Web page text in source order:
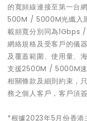
的寬頻線連接至第一台
500M / 5000M光纖入
載頻寬分別同為1Gbps
網絡規格及受客戶的儀
及覆蓋範圍、使用量、
支援2500M / 5000M速
相關條款及細則約束，
務之個人客戶，客戶須
*根據2023年5月份香港